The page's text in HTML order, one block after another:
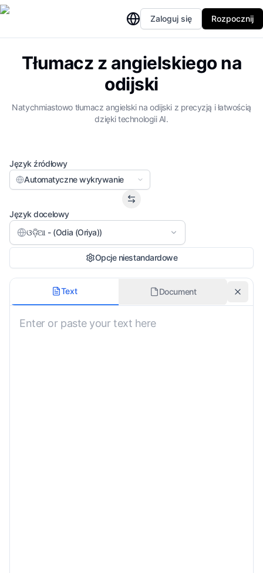
Zaloguj się Rozpocznij
Tłumacz z angielskiego na
odijski
Natychmiastowo tłumacz angielski na odijski z precyzją i łatwością
dzięki technologii AI.
Język źródłowy
Automatyczne wykrywanie
Język docelowy
ଓଡ଼ିଆ - (Odia (Oriya))
Opcje niestandardowe
Nieokreślony
Dziedzina
Text Document